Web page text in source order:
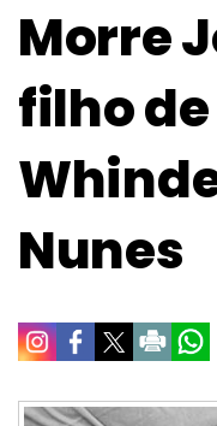
Morre
filho de
Nunes